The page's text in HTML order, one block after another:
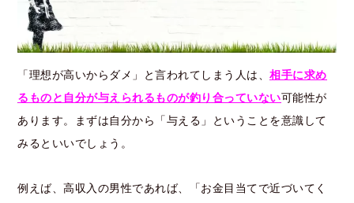
「理想が高いからダメ」と言われてしまう人は、相手に求め
るものと自分が与えられるものが釣り合っていない可能性が
あります。まずは自分から「与える」ということを意識して
みるといいでしょう。
例えば、高収入の男性であれば、「お金目当てで近づいてく